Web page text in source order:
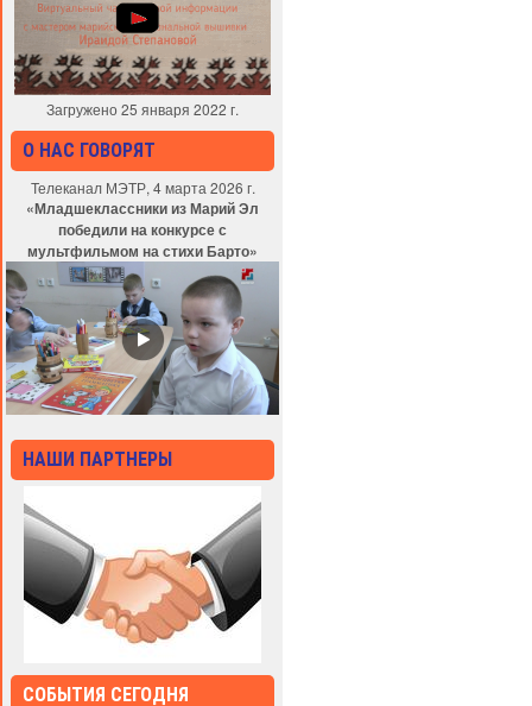
Загружено 25 января 2022 г.
О НАС ГОВОРЯТ
Телеканал МЭТР, 4 марта 2026 г.
«Младшеклассники из Марий Эл
победили на конкурсе с
мультфильмом на стихи Барто»
НАШИ ПАРТНЕРЫ
СОБЫТИЯ СЕГОДНЯ